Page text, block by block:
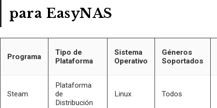
para EasyNAS
Programa
Tipo de
Plataforma
Sistema
Operativo
Géneros
Soportados
Steam
Plataforma
de
Distribución
Linux Todos